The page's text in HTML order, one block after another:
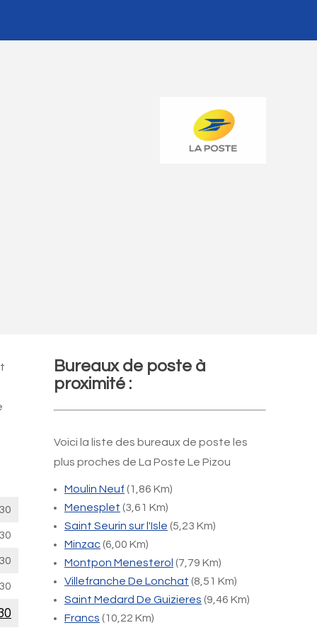
Bureaux de poste à
proximité :
Voici la liste des bureaux de poste les
plus proches de La Poste Le Pizou
Moulin Neuf (1,86 Km)
Menesplet (3,61 Km)
Saint Seurin sur l'Isle (5,23 Km)
Minzac(6,00 Km)
Montpon Menesterol (7,79 Km)
Villefranche De Lonchat (8,51 Km)
Saint Medard De Guizieres (9,46 Km)
Francs (10,22 Km)